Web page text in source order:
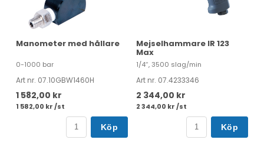
Manometer med hållare
0-1000 bar
Art nr. 07.10GBW1460H
1 582,00 kr
1 582,00 kr /st
Köp
Mejselhammare IR 123
Max
1/4″, 3500 slag/min
Art nr. 07.4233346
2 344,00 kr
2 344,00 kr /st
Köp